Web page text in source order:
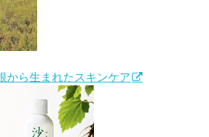
ら生まれたスキンケア